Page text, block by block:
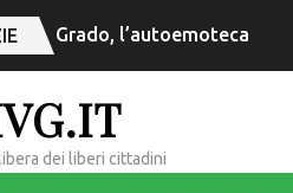
Grado, l’autoemoteca si
dei liberi cittadini